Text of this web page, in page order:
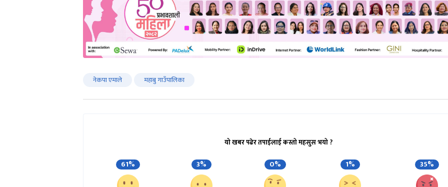
नेकपा एमाले महाबु गाउँपालिका
यो खबर पढेर तपाईलाई कस्तो महसुस भयो ?
61% 3% 0% 1% 35%